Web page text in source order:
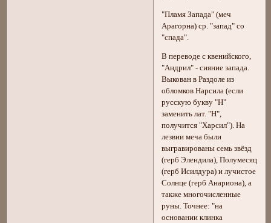
"Пламя Запада" (меч
Арагорна) ср. "запад" со
"спада".
В переводе с квенийского,
"Андрил" - сияние запада.
Выкован в Раздоле из
обломков Нарсила (если
русскую букву "Н"
заменить лат. "Н",
получится "Харсил"). На
лезвии меча были
выгравированы семь звёзд
(герб Элендила), Полумесяц
(герб Исилдура) и лучистое
Солнце (герб Анариона), а
также многочисленные
руны. Точнее: "на
основании клинка